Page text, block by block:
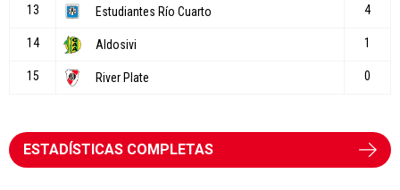
ESTADÍSTICAS COMPLETAS